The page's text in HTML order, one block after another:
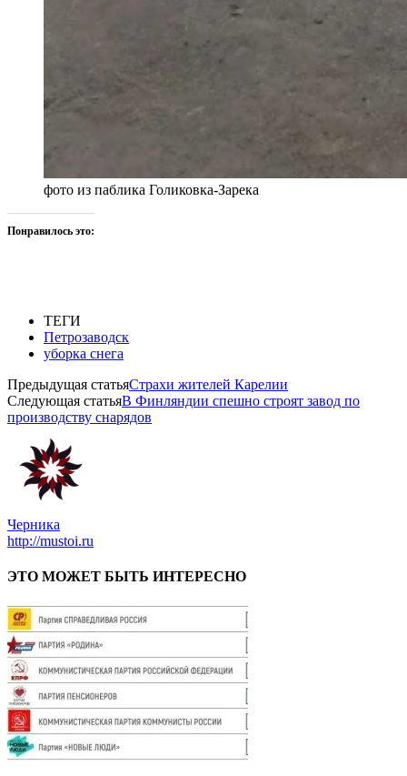
фото из паблика Голиковка-Зарека
Понравилось это:
ТЕГИ
Петрозаводск
уборка снега
Предыдущая статьяСтрахи жителей Карелии
Следующая статьяВ Финляндии спешно строят завод по
производству снарядов
Черника
http://mustoi.ru
ЭТО МОЖЕТ БЫТЬ ИНТЕРЕСНО